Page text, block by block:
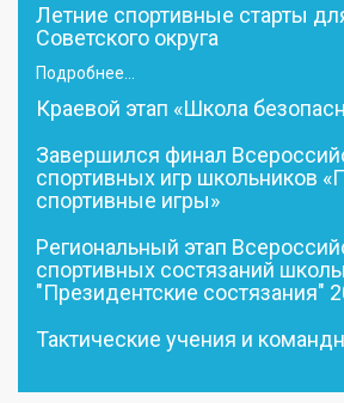
Летние спортивные старты
Советского округа
Подробнее...
Краевой этап «Школа
Завершился финал
спортивных игр школьников
спортивные игры»
Региональный этап
спортивных состязаний
"Президентские состязания"
Тактические учения и